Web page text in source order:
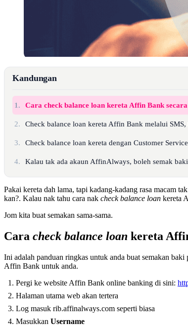
Kandungan
1. Cara check balance loan kereta Affin Bank
2. Check balance loan kereta Affin Bank melalui SMS,
3. Check balance loan kereta dengan Customer
4. Kalau tak ada akaun AffinAlways, boleh semak
Pakai kereta dah lama, tapi kadang-kadang rasa macam
kan?. Kalau nak tahu cara nak check balance loan kereta
Jom kita buat semakan sama-sama.
Cara check balance loan kereta
Ini adalah panduan ringkas untuk anda buat semakan baki
Affin Bank untuk anda.
Pergi ke website Affin Bank online banking di sini:
Halaman utama web akan tertera
Log masuk rib.affinalways.com seperti biasa
Masukkan Username